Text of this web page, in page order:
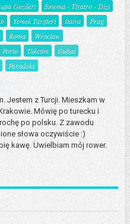
Gezileri
Sinema - Tiyatro - Dizi
Yemek Tarifleri İtalya
Prag
Roma
Wroclaw
Porto Tüketim
Dubai
Paradoks
Jestem z Turcji. Mieszkam w
Mówię po turecku i
po polsku. Z zawodu
słowa oczywiście :)
kawę. Uwielbiam mój rower.